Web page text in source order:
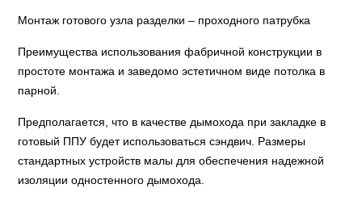
Монтаж готового узла разделки – проходного патрубка
Преимущества использования фабричной конструкции в
простоте монтажа и заведомо эстетичном виде потолка в
парной.
Предполагается, что в качестве дымохода при закладке в
готовый ППУ будет использоваться сэндвич. Размеры
стандартных устройств малы для обеспечения надежной
изоляции одностенного дымохода.